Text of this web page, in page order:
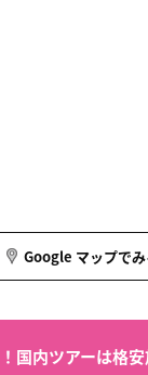
Google マップでみ
国内ツアーは格